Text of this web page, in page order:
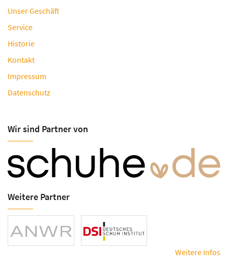
Unser Geschäft
Service
Historie
Kontakt
Impressum
Datenschutz
Wir sind Partner von
Weitere Partner
Weitere Infos